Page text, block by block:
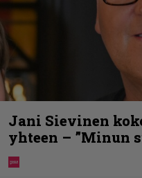
Jani Sievinen
yhteen – ”Minun